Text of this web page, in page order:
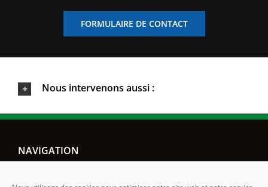
FORMULAIRE DE CONTACT
Nous intervenons aussi :
NAVIGATION
ACCUEIL